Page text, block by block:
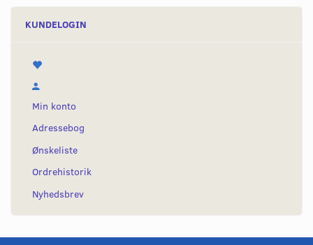
KUNDELOGIN
Min konto
Adressebog
Ønskeliste
Ordrehistorik
Nyhedsbrev